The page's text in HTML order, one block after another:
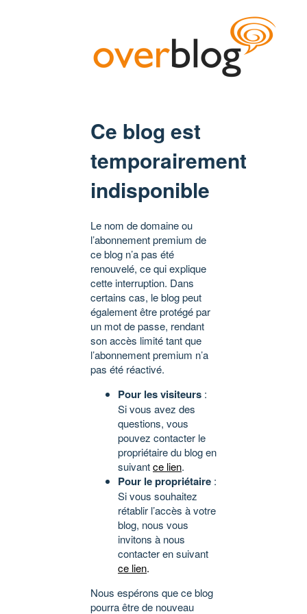
Ce blog est
temporairement
indisponible
Le nom de domaine ou
l’abonnement premium de
ce blog n’a pas été
renouvelé, ce qui explique
cette interruption. Dans
certains cas, le blog peut
également être protégé par
un mot de passe, rendant
son accès limité tant que
l’abonnement premium n’a
pas été réactivé.
Pour les visiteurs :
Si vous avez des
questions, vous
pouvez contacter le
propriétaire du blog en
suivantce lien.
Pour le propriétaire :
Si vous souhaitez
rétablir l’accès à votre
blog, nous vous
invitons à nous
contacter en suivant
ce lien.
Nous espérons que ce blog
pourra être de nouveau